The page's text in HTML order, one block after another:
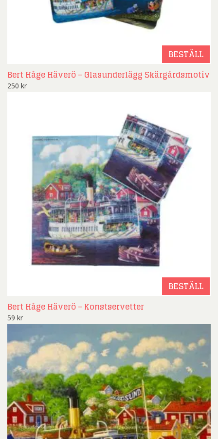
BESTÄLL
Bert Håge Häverö – Glasunderlägg Skärgårdsmotiv
250 kr
BESTÄLL
Bert Håge Häverö – Konstservetter
59 kr